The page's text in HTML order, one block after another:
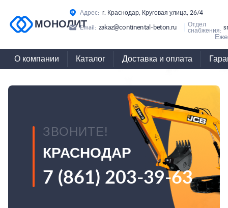
МОНОЛИТ
Адрес: г. Краснодар, Круговая улица, 26/4
Email: zakaz@continental-beton.ru
Отдел
снабжения:
О компании Каталог Доставка и оплата
ЗВОНИТЕ!
КРАСНОДАР
7 (861) 203-39-63